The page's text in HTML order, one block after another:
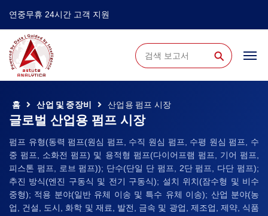
연중무휴 24시간 고객 지원
⚲
홈 산업 및 중장비 산업용 펌프 시장
글로벌 산업용 펌프 시장
펌프 유형(동력 펌프(원심 펌프, 수직 원심 펌프, 수평 원심 펌프, 수
중 펌프, 소화전 펌프) 및 용적형 펌프(다이어프램 펌프, 기어 펌프,
피스톤 펌프, 로브 펌프)); 단수(단일 단 펌프, 2단 펌프, 다단 펌프);
추진 방식(엔진 구동식 및 전기 구동식); 설치 위치(잠수형 및 비수
중형); 적용 분야(일반 유체 이송 및 특수 유체 이송); 산업 분야(농
업, 건설, 도시, 화학 및 재료, 발전, 금속 및 광업, 제조업, 제약, 식품